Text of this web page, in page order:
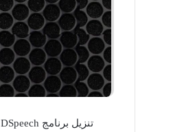
تنزيل برنامج DSpeech لتحويل الملفات النصية المكتوبة إلى ملفات صوتية مسموعة بجودة عالية الدقة مجانا.